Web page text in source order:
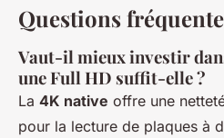
Questions
Vaut-il mieux investir
une Full HD suffit-elle ?
La 4K native offre une
pour la lecture de plaques à